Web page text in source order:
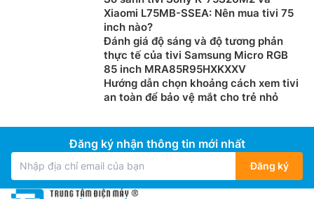
QNED Color:Sống động sắc màu rực rỡ. Một cánh
cổng đầy mê hoặc nhờ vạn sắc rực rỡ, đưa bạn chìm
đắm vào không gian sống động trọn sắc hơn thế giới
thực.
Xiaomi L75MB-SSEA: Nên mua tivi 75
inch nào?
Đánh giá độ sáng và độ tương phản
thực tế của tivi Samsung Micro RGB
85 inch MRA85R95HXKXXV
Hướng dẫn chọn khoảng cách xem tivi
an toàn để bảo vệ mắt cho trẻ nhỏ
Đăng ký nhận thông tin mới nhất
Đăng ký